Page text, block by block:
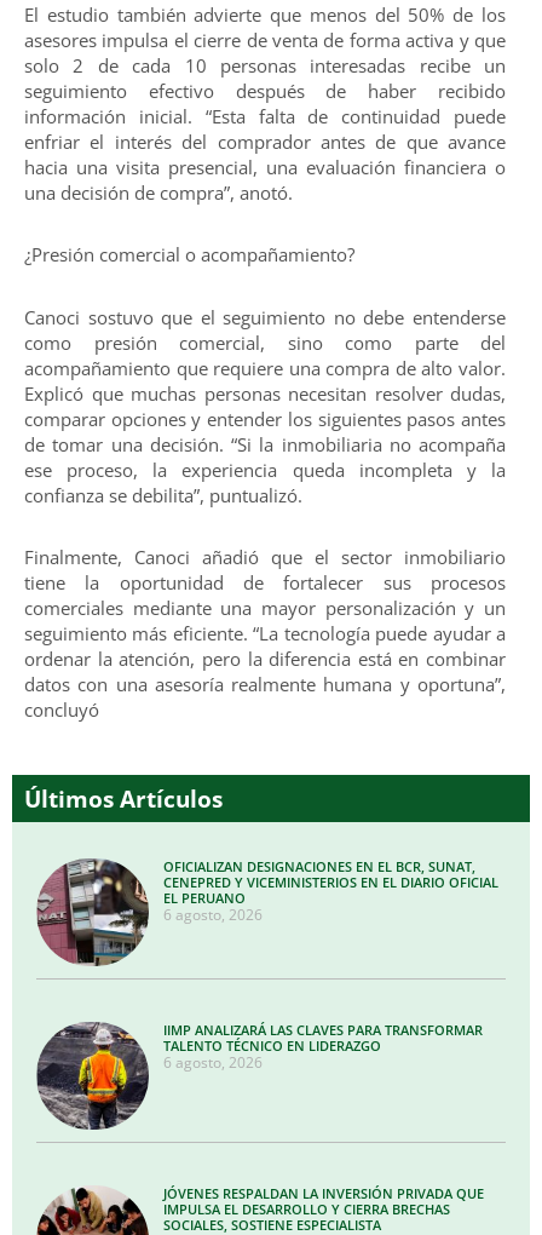
El estudio también advierte que menos del 50% de los
asesores impulsa el cierre de venta de forma activa y que
solo 2 de cada 10 personas interesadas recibe un
seguimiento efectivo después de haber recibido
información inicial. “Esta falta de continuidad puede
enfriar el interés del comprador antes de que avance
hacia una visita presencial, una evaluación financiera o
una decisión de compra”, anotó.
¿Presión comercial o acompañamiento?
Canoci sostuvo que el seguimiento no debe entenderse
como presión comercial, sino como parte del
acompañamiento que requiere una compra de alto valor.
Explicó que muchas personas necesitan resolver dudas,
comparar opciones y entender los siguientes pasos antes
de tomar una decisión. “Si la inmobiliaria no acompaña
ese proceso, la experiencia queda incompleta y la
confianza se debilita”, puntualizó.
Finalmente, Canoci añadió que el sector inmobiliario
tiene la oportunidad de fortalecer sus procesos
comerciales mediante una mayor personalización y un
seguimiento más eficiente. “La tecnología puede ayudar a
ordenar la atención, pero la diferencia está en combinar
datos con una asesoría realmente humana y oportuna”,
concluyó
Últimos Artículos
OFICIALIZAN DESIGNACIONES EN EL BCR, SUNAT,
CENEPRED Y VICEMINISTERIOS EN EL DIARIO OFICIAL
EL PERUANO
6 agosto, 2026
IIMP ANALIZARÁ LAS CLAVES PARA TRANSFORMAR
TALENTO TÉCNICO EN LIDERAZGO
6 agosto, 2026
JÓVENES RESPALDAN LA INVERSIÓN PRIVADA QUE
IMPULSA EL DESARROLLO Y CIERRA BRECHAS
SOCIALES, SOSTIENE ESPECIALISTA